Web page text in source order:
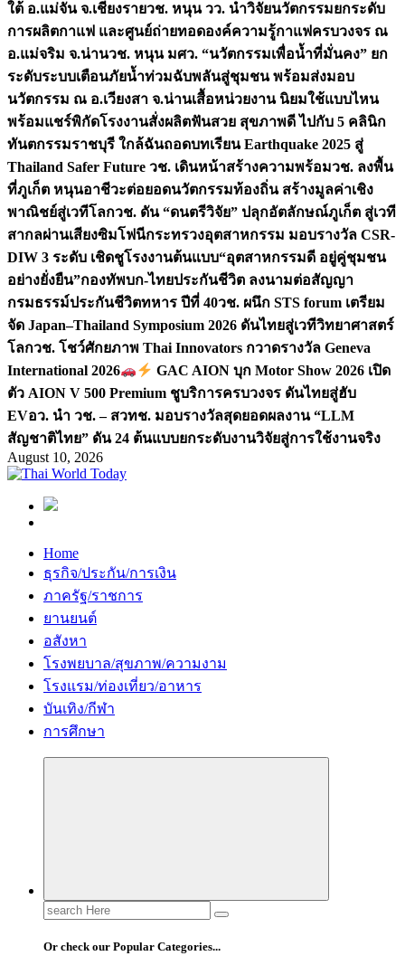
ใต้ อ.แม่จัน จ.เชียงรายวช. หนุน วว. นำวิจัยนวัตกรรมยกระดับ
การผลิตกาแฟ และศูนย์ถ่ายทอดองค์ความรู้กาแฟครบวงจร ณ
อ.แม่จริม จ.น่านวช. หนุน มศว. “นวัตกรรมเพื่อน้ำที่มั่นคง” ยก
ระดับระบบเตือนภัยน้ำท่วมฉับพลันสู่ชุมชน พร้อมส่งมอบ
นวัตกรรม ณ อ.เวียงสา จ.น่านเสื้อหน่วยงาน นิยมใช้แบบไหน
พร้อมแชร์พิกัดโรงงานสั่งผลิตฟันสวย สุขภาพดี ไปกับ 5 คลินิก
ทันตกรรมราชบุรี ใกล้ฉันถอดบทเรียน Earthquake 2025 สู่
Thailand Safer Future วช. เดินหน้าสร้างความพร้อมวช. ลงพื้น
ที่ภูเก็ต หนุนอาชีวะต่อยอดนวัตกรรมท้องถิ่น สร้างมูลค่าเชิง
พาณิชย์สู่เวทีโลกวช. ดัน “ดนตรีวิจัย” ปลุกอัตลักษณ์ภูเก็ต สู่เวที
สากลผ่านเสียงซิมโฟนีกระทรวงอุตสาหกรรม มอบรางวัล CSR-
DIW 3 ระดับ เชิดชูโรงงานต้นแบบ“อุตสาหกรรมดี อยู่คู่ชุมชน
อย่างยั่งยืน”กองทัพบก-ไทยประกันชีวิต ลงนามต่อสัญญา
กรมธรรม์ประกันชีวิตทหาร ปีที่ 40วช. ผนึก STS forum เตรียม
จัด Japan–Thailand Symposium 2026 ดันไทยสู่เวทีวิทยาศาสตร์
โลกวช. โชว์ศักยภาพ Thai Innovators กวาดรางวัล Geneva
International 2026
GAC AION บุก Motor Show 2026 เปิด
ตัว AION V 500 Premium ชูบริการครบวงจร ดันไทยสู่ฮับ
EVอว. นำ วช. – สวทช. มอบรางวัลสุดยอดผลงาน “LLM
สัญชาติไทย” ดัน 24 ต้นแบบยกระดับงานวิจัยสู่การใช้งานจริง
August 10, 2026
Home
ธุรกิจ/ประกัน/การเงิน
ภาครัฐ/ราชการ
ยานยนต์
อสังหา
โรงพยบาล/สุขภาพ/ความงาม
โรงแรม/ท่องเที่ยว/อาหาร
บันเทิง/กีฬา
การศึกษา
Search
for:
Or check our Popular Categories...